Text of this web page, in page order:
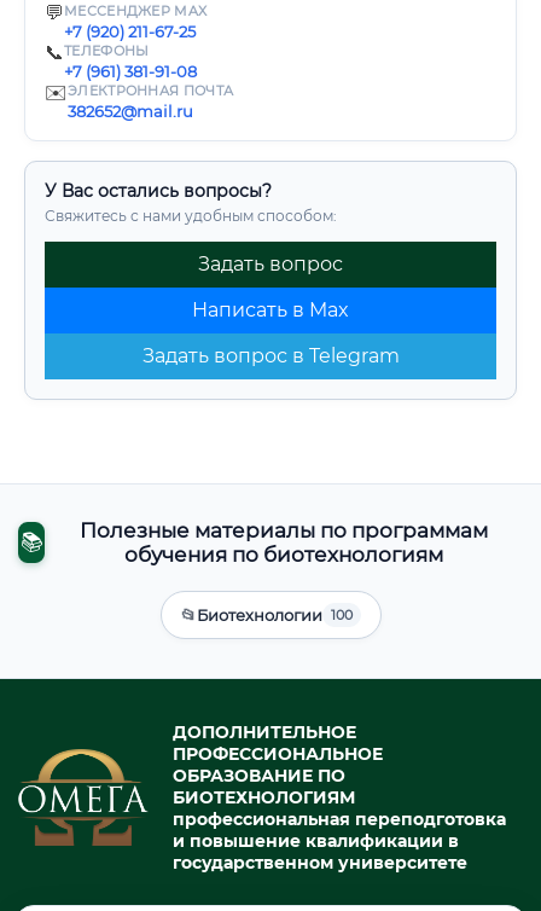
💬 МЕССЕНДЖЕР MAX
+7 (920) 211-67-25
📞ТЕЛЕФОНЫ
+7 (961) 381-91-08
✉️ЭЛЕКТРОННАЯ ПОЧТА
382652@mail.ru
У Вас остались вопросы?
Свяжитесь с нами удобным способом:
Задать вопрос
Написать в Max
Задать вопрос в Telegram
📚
Полезные материалы по программам
обучения по биотехнологиям
📂Биотехнологии 100
ДОПОЛНИТЕЛЬНОЕ
ПРОФЕССИОНАЛЬНОЕ
ОБРАЗОВАНИЕ ПО
БИОТЕХНОЛОГИЯМ
профессиональная переподготовка
и повышение квалификации в
государственном университете